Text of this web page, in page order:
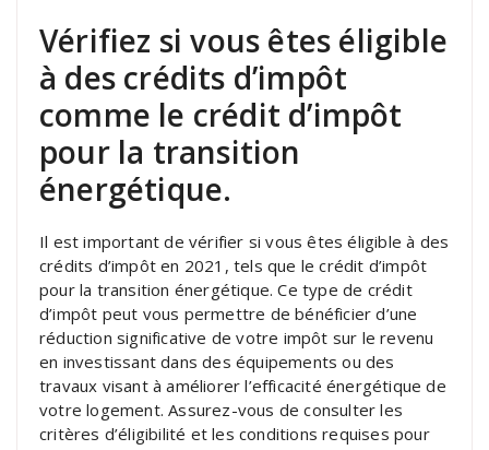
Vérifiez si vous êtes éligible
à des crédits d’impôt
comme le crédit d’impôt
pour la transition
énergétique.
Il est important de vérifier si vous êtes éligible à des
crédits d’impôt en 2021, tels que le crédit d’impôt
pour la transition énergétique. Ce type de crédit
d’impôt peut vous permettre de bénéficier d’une
réduction significative de votre impôt sur le revenu
en investissant dans des équipements ou des
travaux visant à améliorer l’efficacité énergétique de
votre logement. Assurez-vous de consulter les
critères d’éligibilité et les conditions requises pour